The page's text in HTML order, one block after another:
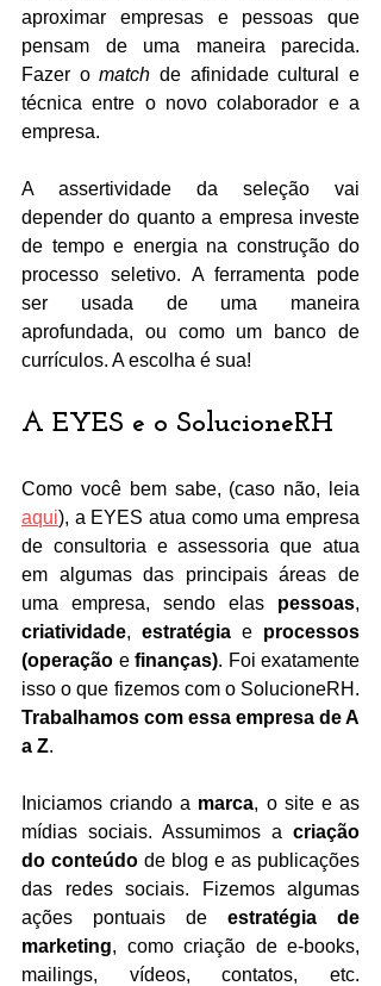
aproximar empresas e pessoas que
pensam de uma maneira parecida.
Fazer o match de afinidade cultural e
técnica entre o novo colaborador e a
empresa.
A assertividade da seleção vai
depender do quanto a empresa investe
de tempo e energia na construção do
processo seletivo. A ferramenta pode
ser usada de uma maneira
aprofundada, ou como um banco de
currículos. A escolha é sua!
A EYES e o SolucioneRH
aqui), a EYES atua como uma empresa
de consultoria e assessoria que atua
em algumas das principais áreas de
uma empresa, sendo elas pessoas
criatividade, estratégia e processos
(operação e finanças). Foi exatamente
Trabalhamos com essa empresa de A
a Z.
Iniciamos criando a marca, o site e as
mídias sociais. Assumimos a criação
do conteúdo de blog e as publicações
das redes sociais. Fizemos algumas
ações pontuais de estratégia de
marketing, como criação de e-books,
mailings, vídeos, contatos, etc.